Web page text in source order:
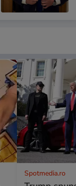
Spotmedia.ro